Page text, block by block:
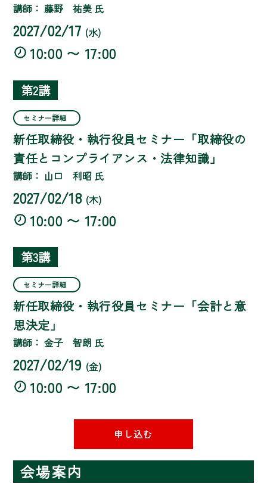
講師： 藤野 祐美 氏
2027/02/17 (水)
10:00 〜 17:00
第2講
新任取締役・執行役員セミナー「取締役の
責任とコンプライアンス・法律知識」
セミナー詳細
講師： 山口 利昭 氏
2027/02/18 (木)
10:00 〜 17:00
第3講
新任取締役・執行役員セミナー「会計と意
思決定」
セミナー詳細
講師： 金子 智朗 氏
2027/02/19 (金)
10:00 〜 17:00
申し込む
会場案内